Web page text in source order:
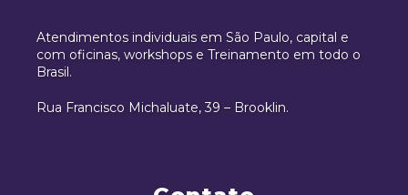
Atendimentos individuais em São Paulo, capital e
com oficinas, workshops e Treinamento em todo o
Brasil.
Rua Francisco Michaluate, 39 – Brooklin.